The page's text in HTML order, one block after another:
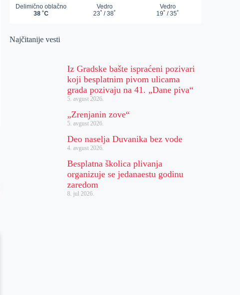
Najčitanije vesti
Iz Gradske bašte ispraćeni pozivari
koji besplatnim pivom ulicama
grada pozivaju na 41. „Dane piva“
5. avgust 2026.
„Zrenjanin zove“
5. avgust 2026.
Deo naselja Duvanika bez vode
4. avgust 2026.
Besplatna školica plivanja
organizuje se jedanaestu godinu
zaredom
8. jul 2026.